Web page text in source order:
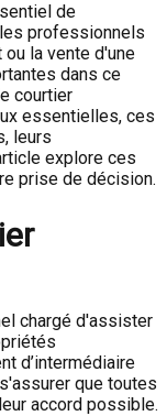
de
professionnels
la vente d'une
dans ce
courtier
essentielles, ces
leurs
explore ces
prise de décision.
chargé d'assister
d’intermédiaire
que toutes
accord possible.